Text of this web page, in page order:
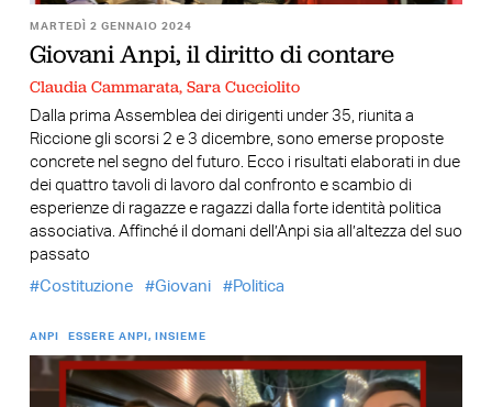
MARTEDÌ 2 GENNAIO 2024
Giovani Anpi, il diritto di contare
Claudia Cammarata, Sara Cucciolito
Dalla prima Assemblea dei dirigenti under 35, riunita a
Riccione gli scorsi 2 e 3 dicembre, sono emerse proposte
concrete nel segno del futuro. Ecco i risultati elaborati in due
dei quattro tavoli di lavoro dal confronto e scambio di
esperienze di ragazze e ragazzi dalla forte identità politica
associativa. Affinché il domani dell’Anpi sia all’altezza del suo
passato
Costituzione
Giovani Politica
ANPI ESSERE ANPI, INSIEME